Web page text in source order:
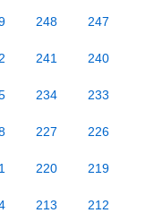
248 247
241 240
234 233
227 226
220 219
213 212